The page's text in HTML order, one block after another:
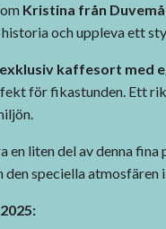
Kristina från
och uppleva ett
exklusiv kaffesort med
för fikastunden. Ett
en liten del av denna
speciella atmosfären